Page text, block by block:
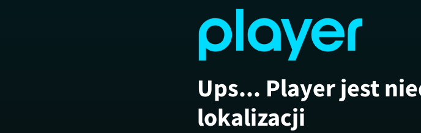
Ups... Player jest
lokalizacji